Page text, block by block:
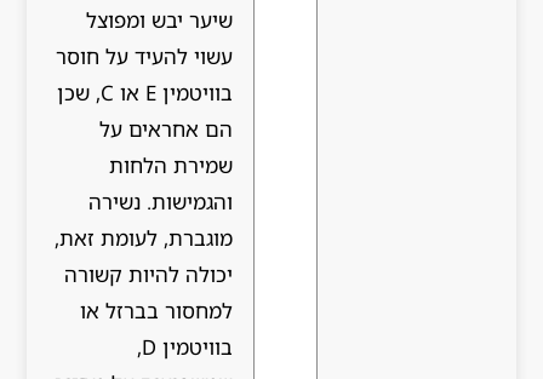
שיער יבש ומפוצל
עשוי להעיד על חוסר
בוויטמין E או C, שכן
הם אחראים על
שמירת הלחות
והגמישות. נשירה
מוגברת, לעומת זאת,
יכולה להיות קשורה
למחסור בברזל או